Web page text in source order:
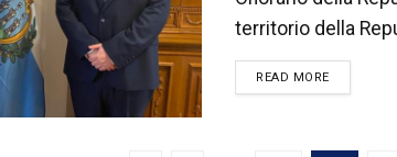
territorio della
READ MOREDETAILS